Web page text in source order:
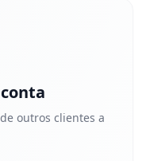
outros clientes a